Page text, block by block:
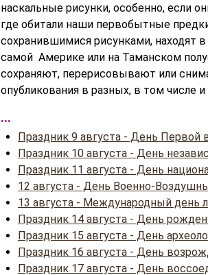
наскальные рисунки, особенно, если
где обитали наши первобытные
сохранившимися рисунками, находят
самой Америке или на Таманском
сохраняют, перерисовывают или
опубликования в разных, в том числе
...
Праздник 9 августа - День Первой
Праздник 10 августа - День
Праздник 11 августа - День
12 августа - День Военно-
13 августа - Международный день
Праздник 14 августа - День
Праздник 15 августа - День
Праздник 16 августа - День
Праздник 17 августа - День